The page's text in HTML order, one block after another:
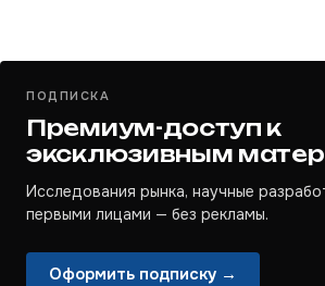
ПОДПИСКА
Премиум-доступ к
эксклюзивным
Исследования рынка, научные
первыми лицами — без рекламы.
Оформить подписку →